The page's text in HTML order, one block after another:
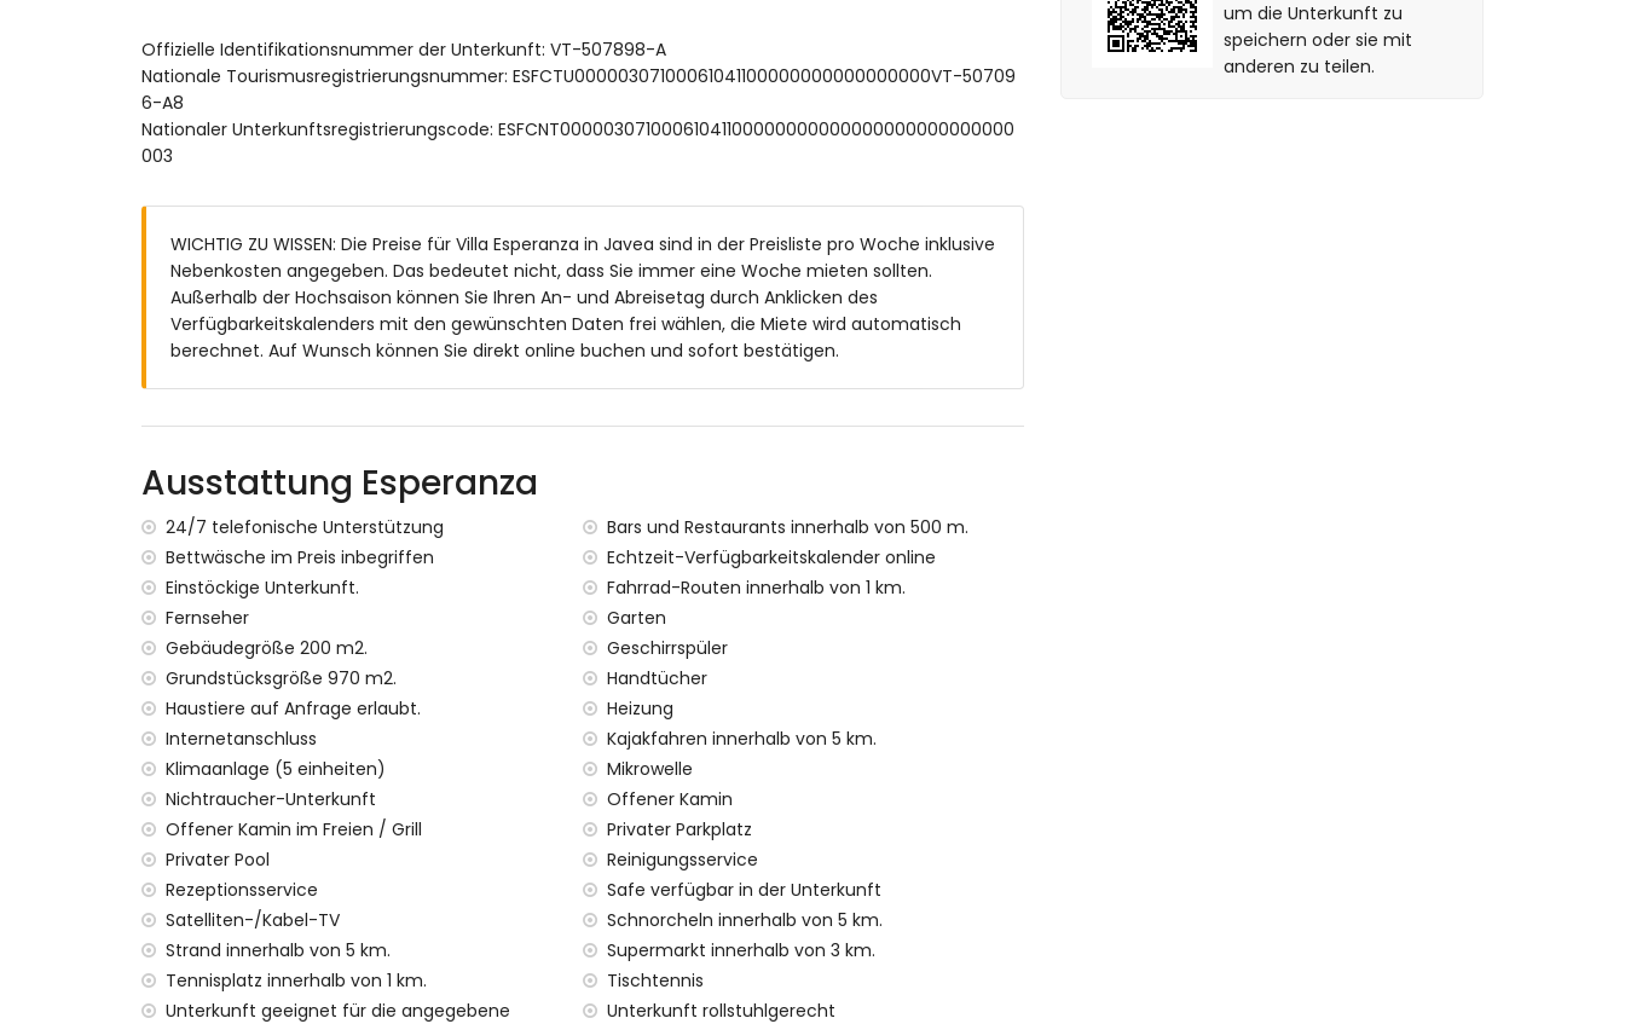
En-suite Badezimmer mit Doppelwaschbecken, Dusche und Toilette
Badezimmer mit Einzelwaschbecken, Bad-/Duschkombination, Bidet, Toilette und Haartrockner
Außenbereich der Villa
2 Terrassen, davon 1 überdacht
Grill
Sitzbereich im Freien und Essbereich im Freien
2 private, abgeschlossene Parkplätze
Nächster Hafen: Jávea (innerhalb von 10 Kilometern von der Villa)
Nächster Flughafen: Alicante (innerhalb von 100 Kilometern von der Villa)
Zweitnächster Flughafen: Valencia (> 100 Kilometer)
Öffentliche Verkehrsmittel in der Nähe: Bus innerhalb von 4 Kilometern
Rauchen nicht erlaubt
Bitte anfragen, ob Haustiere erlaubt sind
Rollstuhlgerechte Unterkunft
Die Unterkunft ist sehr geeignet für Familien mit Kindern
Einrichtungen und Dienstleistungen, die im Mietpreis der Villa inbegriffen sind
Internet (WiFi)
Staubsauger sowie Bügeleisen und Bügelbrett
Bettwäsche und Handtücher
Empfangsdienst und 24-Stunden-Notdienst
Tischtennis
Zentralheizung und Klimaanlage
Einrichtungen und Dienstleistungen gegen Aufpreis
Reinigungsservice
Zustellbett und Kinderbett (auf Anfrage)
Offizielle Identifikationsnummer der Unterkunft: VT-507898-A
Nationale Tourismusregistrierungsnummer: ESFCTU00000307100061041100000000000000000VT-50709
6-A8
Nationaler Unterkunftsregistrierungscode: ESFCNT00000307100061041100000000000000000000000000
003
WICHTIG ZU WISSEN: Die Preise für Villa Esperanza in Javea sind in der Preisliste pro Woche inklusive
Nebenkosten angegeben. Das bedeutet nicht, dass Sie immer eine Woche mieten sollten.
Außerhalb der Hochsaison können Sie Ihren An- und Abreisetag durch Anklicken des
Verfügbarkeitskalenders mit den gewünschten Daten frei wählen, die Miete wird automatisch
berechnet. Auf Wunsch können Sie direkt online buchen und sofort bestätigen.
Ausstattung Esperanza
24/7 telefonische Unterstützung
Bars und Restaurants innerhalb von 500 m.
Bettwäsche im Preis inbegriffen
Echtzeit-Verfügbarkeitskalender online
Einstöckige Unterkunft.
Fahrrad-Routen innerhalb von 1 km.
Fernseher
Garten
Gebäudegröße 200 m2.
Geschirrspüler
Grundstücksgröße 970 m2.
Handtücher
Haustiere auf Anfrage erlaubt.
Heizung
Internetanschluss
Kajakfahren innerhalb von 5 km.
Klimaanlage (5 einheiten)
Mikrowelle
Nichtraucher-Unterkunft
Offener Kamin
Offener Kamin im Freien / Grill
Privater Parkplatz
Privater Pool
Reinigungsservice
Rezeptionsservice
Safe verfügbar in der Unterkunft
Satelliten-/Kabel-TV
Schnorcheln innerhalb von 5 km.
Strand innerhalb von 5 km.
Supermarkt innerhalb von 3 km.
Tennisplatz innerhalb von 1 km.
Tischtennis
Unterkunft geeignet für die angegebene
Unterkunft rollstuhlgerecht
um die Unterkunft zu
speichern oder sie mit
anderen zu teilen.